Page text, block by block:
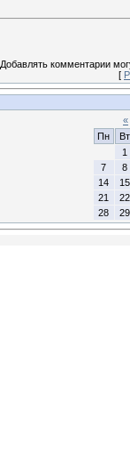
Добавлять комментарии
[
«
Пн
Вт
1
7
8
14
15
21
22
28
29